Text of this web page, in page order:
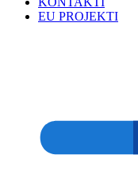
EU PROJEKTI